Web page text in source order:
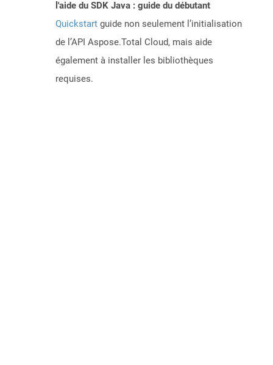
l'aide du SDK Java : guide du débutant
Quickstart guide non seulement l’initialisation
de l’API Aspose.Total Cloud, mais aide
également à installer les bibliothèques
requises.